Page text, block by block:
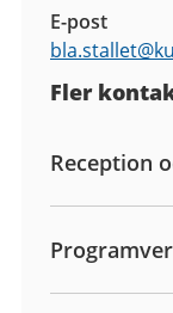
E-post
bla.stallet@
Fler
Reception